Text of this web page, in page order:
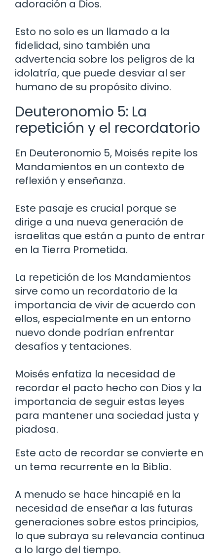
adoración a Dios.
Esto no solo es un llamado a la
fidelidad, sino también una
advertencia sobre los peligros de la
idolatría, que puede desviar al ser
humano de su propósito divino.
Deuteronomio 5: La
repetición y el recordatorio
En Deuteronomio 5, Moisés repite los
Mandamientos en un contexto de
reflexión y enseñanza.
Este pasaje es crucial porque se
dirige a una nueva generación de
israelitas que están a punto de entrar
en la Tierra Prometida.
La repetición de los Mandamientos
sirve como un recordatorio de la
importancia de vivir de acuerdo con
ellos, especialmente en un entorno
nuevo donde podrían enfrentar
desafíos y tentaciones.
Moisés enfatiza la necesidad de
recordar el pacto hecho con Dios y la
importancia de seguir estas leyes
para mantener una sociedad justa y
piadosa.
Este acto de recordar se convierte en
un tema recurrente en la Biblia.
A menudo se hace hincapié en la
necesidad de enseñar a las futuras
generaciones sobre estos principios,
lo que subraya su relevancia continua
a lo largo del tiempo.